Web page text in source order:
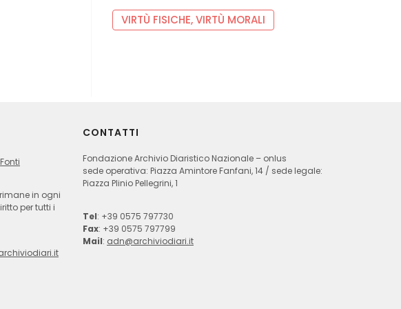
VIRTÙ FISICHE, VIRTÙ MORALI
Fonti
in ogni
per tutti i
CONTATTI
Fondazione Archivio Diaristico Nazionale – onlus
sede operativa: Piazza Amintore Fanfani, 14 / sede legale:
Piazza Plinio Pellegrini, 1
Tel: +39 0575 797730
Fax: +39 0575 797799
Mail: adn@archiviodiari.it